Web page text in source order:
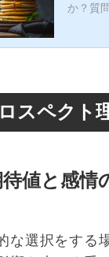
か？質
スペクト
値と感情
な選択をする